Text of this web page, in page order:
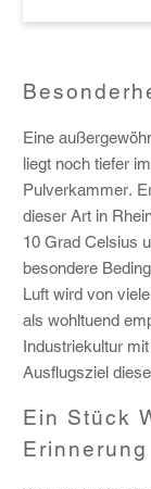
Eine
liegt noch tiefer
Pulverkammer.
dieser Art in
10 Grad Celsius
besondere
Luft wird von
als wohltuend
Industriekultur
Ausflugsziel
Ein Stück